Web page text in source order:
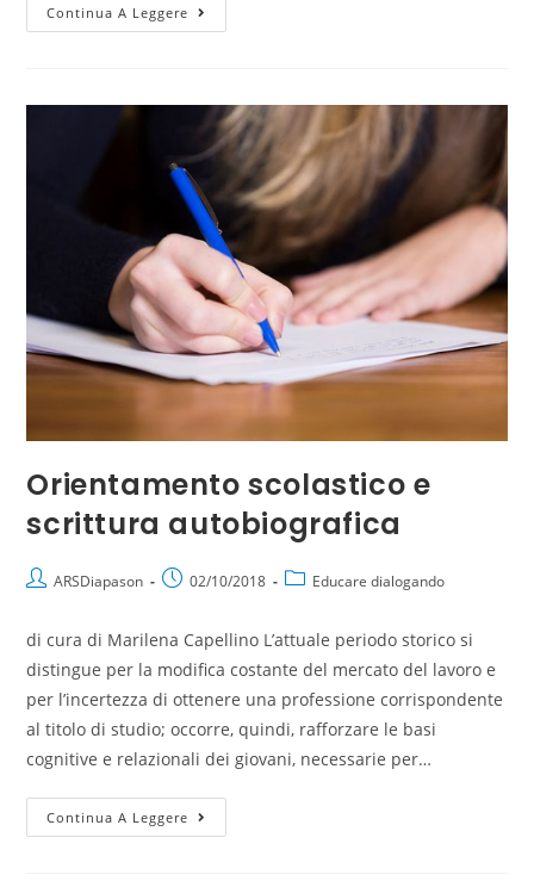
Continua A Leggere
Orientamento scolastico e
scrittura autobiografica
ARSDiapason 02/10/2018 Educare dialogando
di cura di Marilena Capellino L’attuale periodo storico si
distingue per la modifica costante del mercato del lavoro e
per l’incertezza di ottenere una professione corrispondente
al titolo di studio; occorre, quindi, rafforzare le basi
cognitive e relazionali dei giovani, necessarie per…
Continua A Leggere